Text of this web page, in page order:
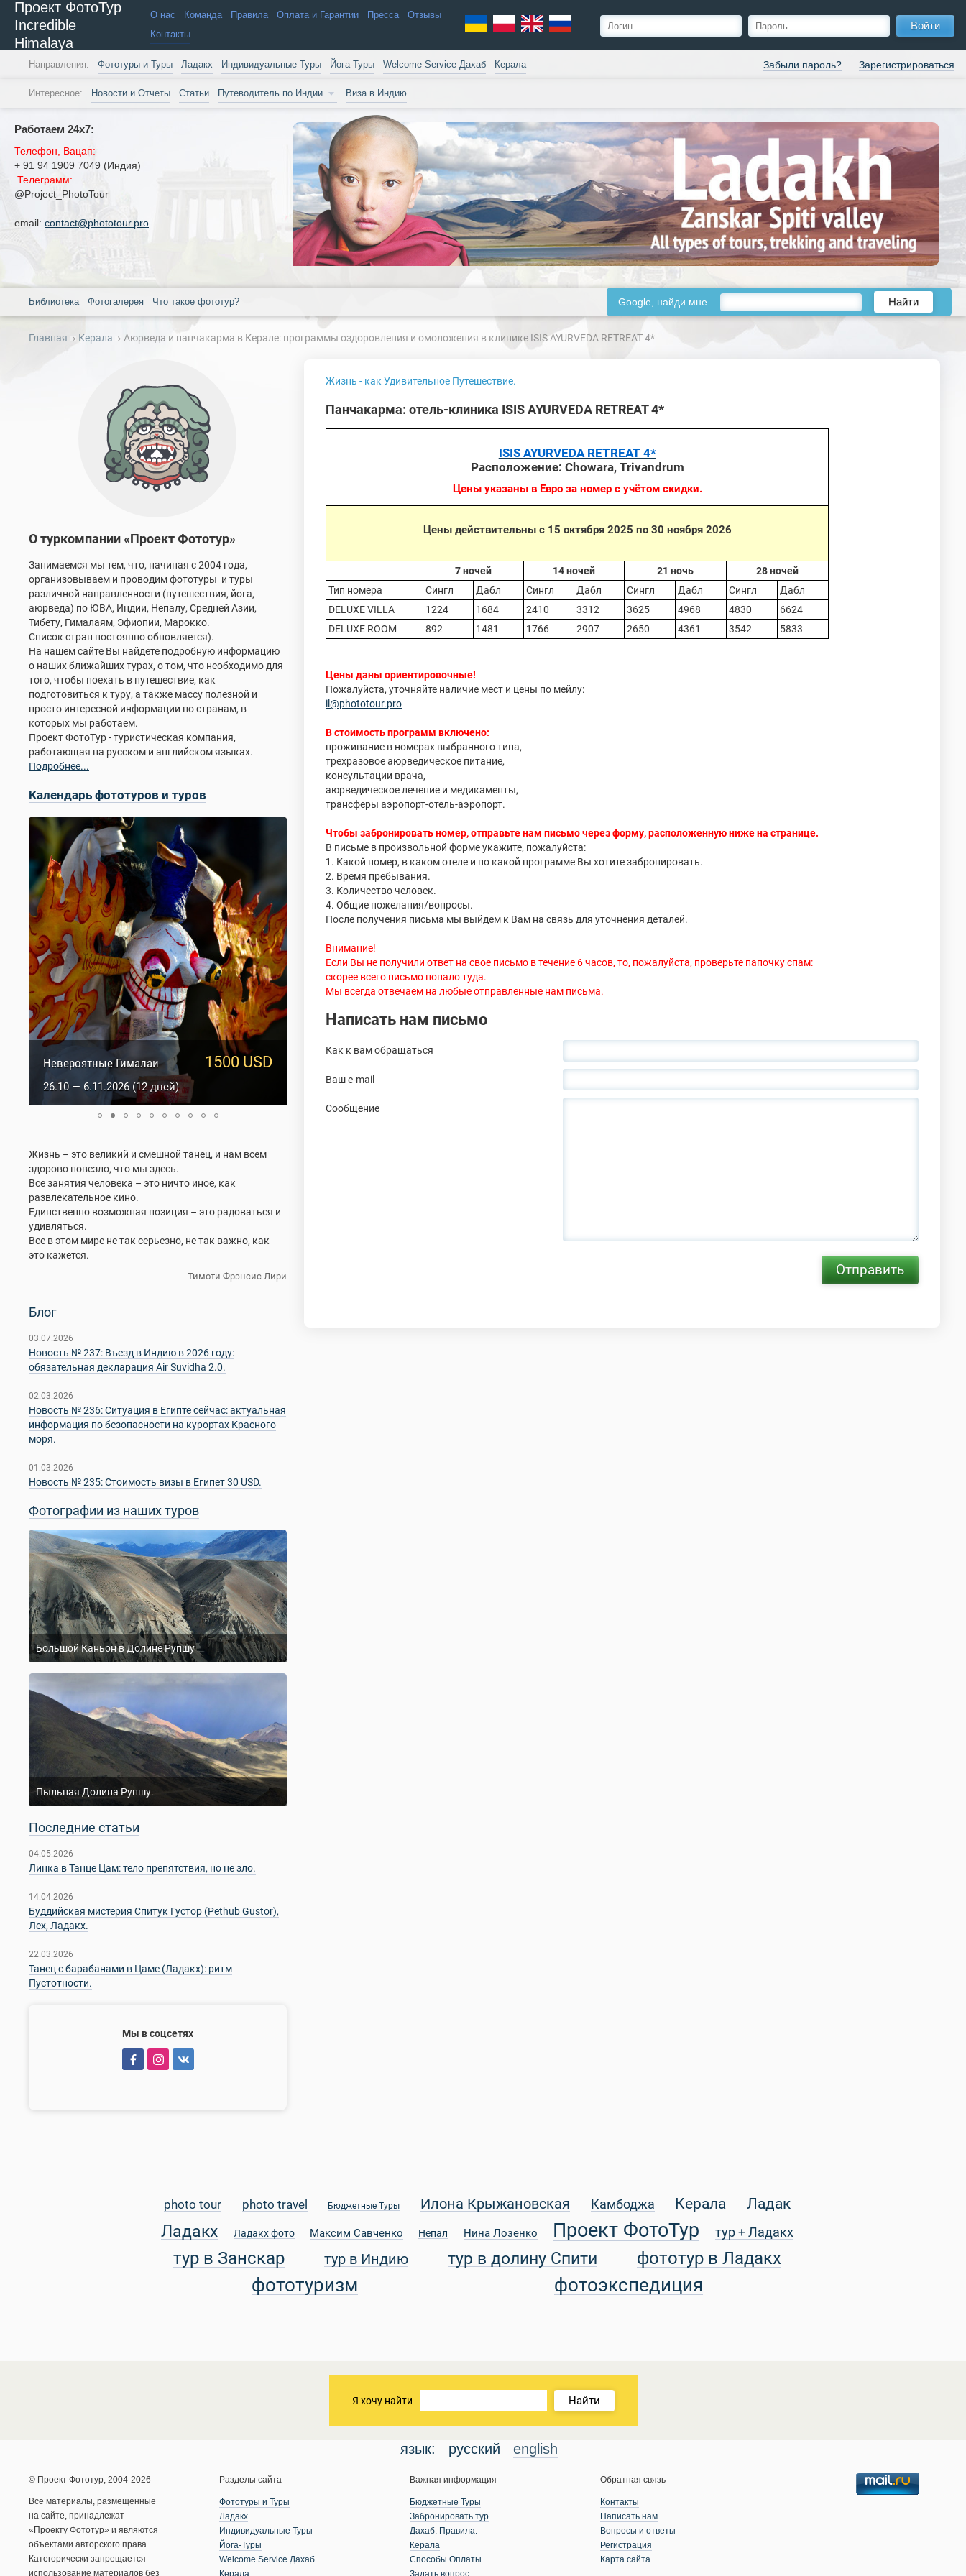
Проект ФотоТур
Incredible
Himalaya
О нас Команда Правила Оплата и Гарантии Пресса
Отзывы
Контакты
Войти
Забыли пароль? Зарегистрироваться
Направления: Фототуры и Туры Ладакх Индивидуальные Туры Йога-Туры Welcome Service Дахаб Керала
Интересное: Новости и Отчеты Статьи Путеводитель по Индии Виза в Индию
Работаем 24х7:
Телефон, Вацап:
+ 91 94 1909 7049 (Индия)
Телеграмм:
@Project_PhotoTour
email: contact@phototour.pro
Библиотека Фотогалерея Что такое фототур? Google, найди мне Найти
Главная Керала Аюрведа и панчакарма в Керале: программы оздоровления и омоложения в клинике ISIS AYURVEDA RETREAT 4*
О туркомпании «Проект Фототур»
Занимаемся мы тем, что, начиная с 2004 года,
организовываем и проводим фототуры и туры
различной направленности (путешествия, йога,
аюрведа) по ЮВА, Индии, Непалу, Средней Азии,
Тибету, Гималаям, Эфиопии, Марокко.
Список стран постоянно обновляется).
На нашем сайте Вы найдете подробную информацию
о наших ближайших турах, о том, что необходимо для
того, чтобы поехать в путешествие, как
подготовиться к туру, а также массу полезной и
просто интересной информации по странам, в
которых мы работаем.
Проект ФотоТур - туристическая компания,
работающая на русском и английском языках.
Подробнее...
Календарь фототуров и туров
950 USD
Сакральный Ладакх
5.10 — 14.10.2026 (10 дней)
1500 USD
Невероятные Гималаи
26.10 — 6.11.2026 (12 дней)
Жизнь – это великий и смешной танец, и нам всем
здорово повезло, что мы здесь.
Все занятия человека – это ничто иное, как
развлекательное кино.
Единственно возможная позиция – это радоваться и
удивляться.
Все в этом мире не так серьезно, не так важно, как
это кажется.
Тимоти Фрэнсис Лири
Блог
03.07.2026
Новость № 237: Въезд в Индию в 2026 году:
обязательная декларация Air Suvidha 2.0.
02.03.2026
Новость № 236: Ситуация в Египте сейчас: актуальная
информация по безопасности на курортах Красного
моря.
01.03.2026
Новость № 235: Стоимость визы в Египет 30 USD.
Фотографии из наших туров
Большой Каньон в Долине Рупшу
Пыльная Долина Рупшу.
Последние статьи
04.05.2026
Линка в Танце Цам: тело препятствия, но не зло.
14.04.2026
Буддийская мистерия Спитук Густор (Pethub Gustor),
Лех, Ладакх.
22.03.2026
Танец с барабанами в Цаме (Ладакх): ритм
Пустотности.
Мы в соцсетях
Жизнь - как Удивительное Путешествие.
Панчакарма: отель-клиника ISIS AYURVEDA RETREAT 4*
ISIS AYURVEDA RETREAT 4*
Расположение: Chowara, Trivandrum
Цены указаны в Евро за номер с учётом скидки.
Цены действительны с 15 октября 2025 по 30 ноября 2026
7 ночей 14 ночей 21 ночь
28 ночей
Тип номера
Сингл Дабл Сингл Дабл Сингл Дабл Сингл
Дабл
DELUXE VILLA
1224 1684 2410 3312 3625 4968 4830
6624
DELUXE ROOM
892 1481 1766 2907 2650 4361 3542 5833
Цены даны ориентировочные!
Пожалуйста, уточняйте наличие мест и цены по мейлу:
​il@phototour.pro
В стоимость программ включено:
проживание в номерах выбранного типа,
трехразовое аюрведическое питание,
консультации врача,
аюрведическое лечение и медикаменты,
трансферы аэропорт-отель-аэропорт.
Чтобы забронировать номер, отправьте нам письмо через форму, расположенную ниже на странице.
В письме в произвольной форме укажите, пожалуйста:
1. Какой номер, в каком отеле и по какой программе Вы хотите забронировать.
2. Время пребывания.
3. Количество человек.
4. Общие пожелания/вопросы.
После получения письма мы выйдем к Вам на связь для уточнения деталей.
Внимание!
Если Вы не получили ответ на свое письмо в течение 6 часов, то, пожалуйста, проверьте папочку спам:
скорее всего письмо попало туда.
Мы всегда отвечаем на любые отправленные нам письма.
Написать нам письмо
Как к вам обращаться
Ваш e-mail
Сообщение
Отправить
photo tour photo travel Бюджетные Туры Илона Крыжановская Камбоджа Керала Ладак
Ладакх Ладакх фото Максим Савченко Непал Нина Лозенко Проект ФотоТур тур + Ладакх
тур в Занскар тур в Индию тур в долину Спити фототур в Ладакх
фототуризм фотоэкспедиция
Я хочу найти Найти
язык: русский english
© Проект Фототур, 2004-2026
Все материалы, размещенные
на сайте, принадлежат
«Проекту Фототур» и являются
объектами авторского права.
Категорически запрещается
использование материалов без
Разделы сайта
Фототуры и Туры
Ладакх
Индивидуальные Туры
Йога-Туры
Welcome Service Дахаб
Керала
Важная информация
Бюджетные Туры
Забронировать тур
Дахаб. Правила.
Керала
Способы Оплаты
Задать вопрос
Обратная связь
Контакты
Написать нам
Вопросы и ответы
Регистрация
Карта сайта